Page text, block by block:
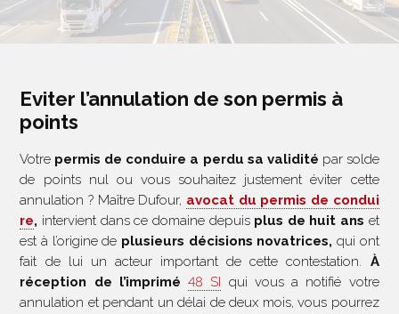
Eviter l’annulation de son permis à
points
Votre permis de conduire a perdu sa validité par solde
de points nul ou vous souhaitez justement éviter cette
annulation ? Maître Dufour, avocat du permis de condui
re, intervient dans ce domaine depuis plus de huit ans et
est à l’origine de plusieurs décisions novatrices, qui ont
fait de lui un acteur important de cette contestation. À
réception de l’imprimé 48 SI
qui vous a notifié votre
annulation et pendant un délai de deux mois, vous pourrez